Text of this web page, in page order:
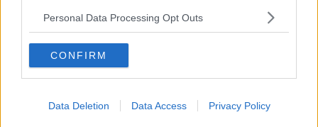
Personal Data Processing Opt Outs
CONFIRM
Data Deletion Data Access Privacy Policy
In conclusione se nel periodo 2006 abbiamo coniato lo slogan "LA
TOSCANA NON E' TERRA DI MAFIA MA LA MAFIA C'E'", nel 2018
abbiamo coniato lo slogan "LA TOSCANA E' TERRA DI
CRIMINALITA' ORGANIZZATA ED E' IN PARTE COLONIZZATA
DALLA MAFIA", per il 2020 lanciamo "LA TOSCANA RISCHIA DI
ESSER DIVORATA DALLA MAFIA IN SILENZIO".